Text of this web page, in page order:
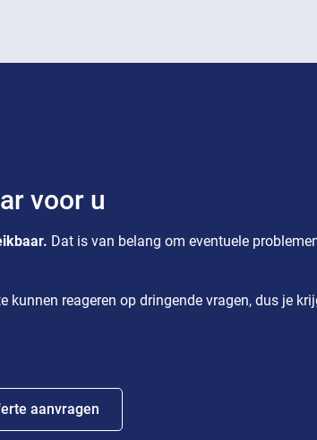
voor u
Dat is van belang om eventuele
kunnen reageren op dringende vragen, dus je
aanvragen